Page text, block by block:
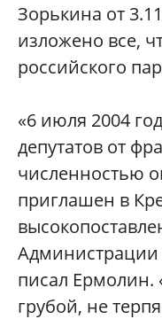
Зорькина от
изложено все,
российского
«6 июля 2004
депутатов от
численностью
приглашен в
писал Ермолин.
грубой, не